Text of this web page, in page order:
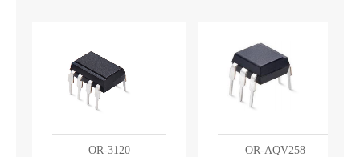
OR-3120 OR-AQV258